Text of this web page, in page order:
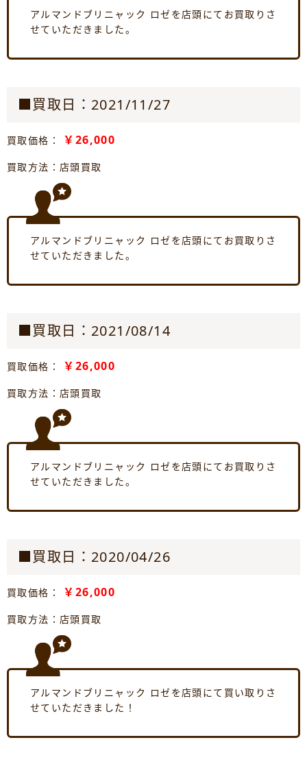
アルマンドブリニャック ロゼを店頭にてお買取りさ
せていただきました。
■買取日：2021/11/27
買取価格： ￥26,000
買取方法：店頭買取
アルマンドブリニャック ロゼを店頭にてお買取りさ
せていただきました。
■買取日：2021/08/14
買取価格： ￥26,000
買取方法：店頭買取
アルマンドブリニャック ロゼを店頭にてお買取りさ
せていただきました。
■買取日：2020/04/26
買取価格： ￥26,000
買取方法：店頭買取
アルマンドブリニャック ロゼを店頭にて買い取りさ
せていただきました！